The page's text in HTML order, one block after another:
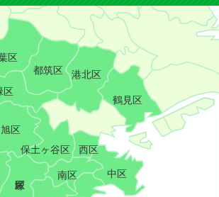
区
都筑区
港北区
鶴見区
区
旭区
保土ヶ谷区
西区
南区 中区